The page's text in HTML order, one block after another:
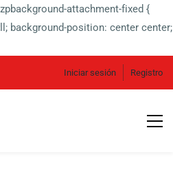
attachment-fixed {
background-position: center center;
Iniciar sesión Registro